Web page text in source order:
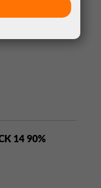
14 90%